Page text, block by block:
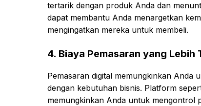
tertarik dengan produk Anda dan
dapat membantu Anda menargetkan
mengingatkan mereka untuk membeli.
4. Biaya Pemasaran yang Lebih
Pemasaran digital memungkinkan Anda
dengan kebutuhan bisnis. Platform
memungkinkan Anda untuk mengontrol